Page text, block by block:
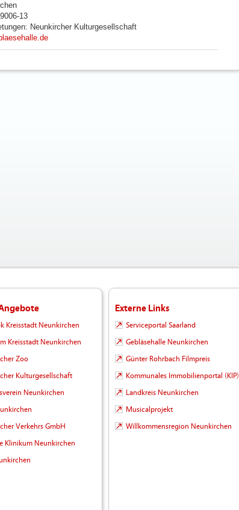
13
Neunkircher Kulturgesellschaft
Kreisstadt Neunkirchen
Kreisstadt Neunkirchen
Zoo
Kulturgesellschaft
Neunkirchen
Verkehrs GmbH
Klinikum Neunkirchen
Externe Links
Serviceportal Saarland
Gebläsehalle Neunkirchen
Günter Rohrbach Filmpreis
Kommunales Immobilienportal (KIP)
Landkreis Neunkirchen
Musicalprojekt
Willkommensregion Neunkirchen